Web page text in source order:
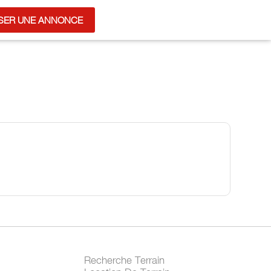
UNE ANNONCE
Recherche Terrain